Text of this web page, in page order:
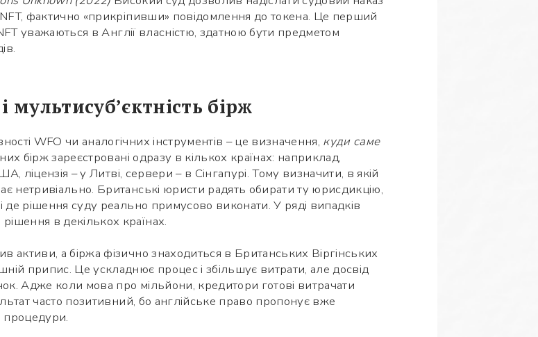
фактично «прикріпивши» повідомлення до токена. Це перший
уважаються в Англії власністю, здатною бути предметом
бірж
WFO чи аналогічних інструментів – це визначення, куди саме
бірж зареєстровані одразу в кількох країнах: наприклад,
ліцензія – у Литві, сервери – в Сінгапурі. Тому визначити, в якій
нетривіально. Британські юристи радять обирати ту юрисдикцію,
де рішення суду реально примусово виконати. У ряді випадків
в декількох країнах.
активи, а біржа фізично знаходиться в Британських Віргінських
припис. Це ускладнює процес і збільшує витрати, але досвід
Адже коли мова про мільйони, кредитори готові витрачати
часто позитивний, бо англійське право пропонує вже
процедури.
ваш смартфон щоб
code, після чого зможете